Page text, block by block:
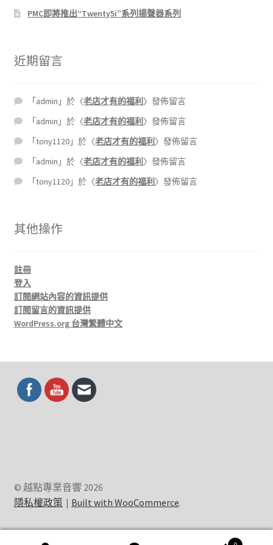
PMC即將推出“Twenty5i”系列揚聲器系列
近期留言
「admin 」於〈老店才有的福利 〉發佈留言
「admin 」於〈老店才有的福利 〉發佈留言
「tony1120 」於〈老店才有的福利 〉發佈留言
「admin 」於〈老店才有的福利 〉發佈留言
「tony1120 」於〈老店才有的福利 〉發佈留言
其他操作
註冊
登入
訂閱網站內容的資訊提供
訂閱留言的資訊提供
WordPress.org 台灣繁體中文
© 越點專業音響 2026
隱私權政策
Built with WooCommerce.